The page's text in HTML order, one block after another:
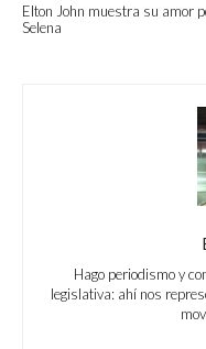
Elton John muestra su amor
Selena
Hago periodismo y
legislativa: ahí nos